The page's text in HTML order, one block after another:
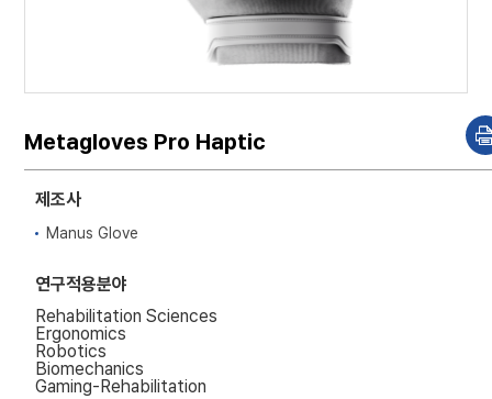
r
i
Metagloves Pro Haptic
제조사
Manus Glove
연구적용분야
Rehabilitation Sciences
Ergonomics
Robotics
Biomechanics
Gaming-Rehabilitation